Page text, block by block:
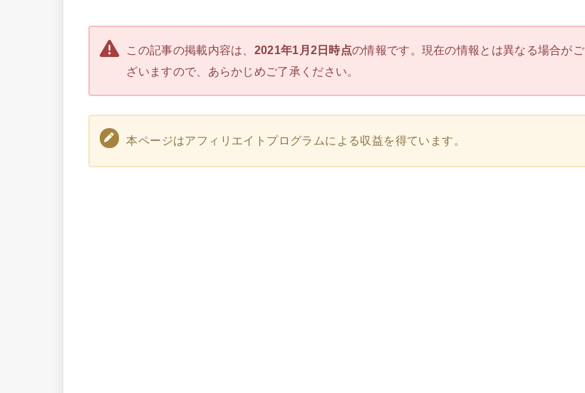
この記事の掲載内容は、 2021年1月2日時点の情報です。現在の情報とは異なる場合がご
ざいますので、あらかじめご了承ください。
本ページはアフィリエイトプログラムによる収益を得ています。